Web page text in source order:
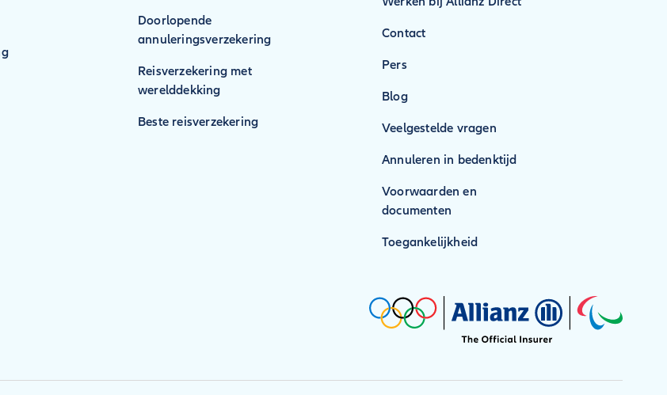
Doorlopende
annuleringsverzekering
Reisverzekering met
werelddekking
Beste reisverzekering
Contact
Pers
Blog
Veelgestelde vragen
Annuleren in bedenktijd
Voorwaarden en
documenten
Toegankelijkheid